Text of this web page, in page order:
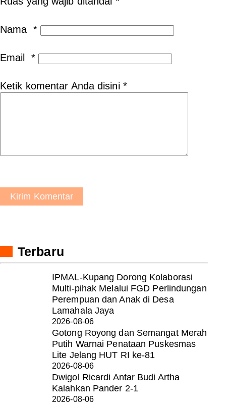
Nama *
Email *
Ketik komentar Anda disini*
Kirim Komentar
Terbaru
IPMAL-Kupang Dorong Kolaborasi
Multi-pihak Melalui FGD Perlindungan
Perempuan dan Anak di Desa
Lamahala Jaya
2026-08-06
Gotong Royong dan Semangat Merah
Putih Warnai Penataan Puskesmas
Lite Jelang HUT RI ke-81
2026-08-06
Dwigol Ricardi Antar Budi Artha
Kalahkan Pander 2-1
2026-08-06